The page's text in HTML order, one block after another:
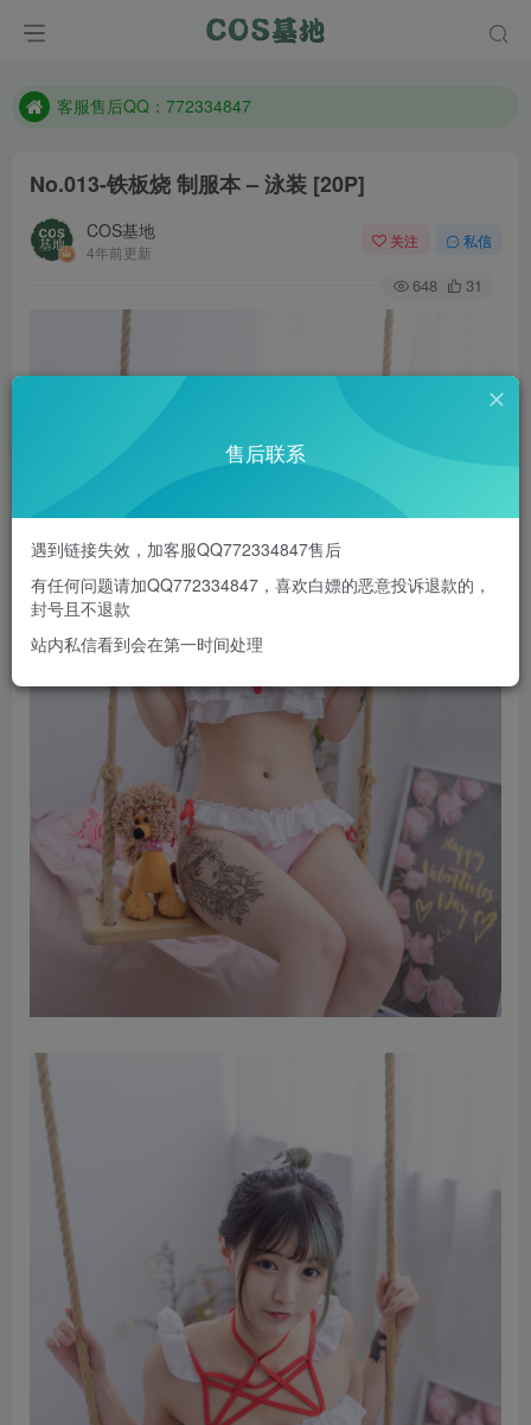
遇到任何问题加客服QQ：772334847
客服售后QQ：772334847
防失联：百度搜索《一七天佳》，实时查看最新站点。
No.013-铁板烧 制服本 – 泳装 [20P]
COS基地
4年前更新
关注 私信
648 31
售后联系
遇到链接失效，加客服QQ772334847售后
有任何问题请加QQ772334847，喜欢白嫖的恶意投诉退款的，
封号且不退款
站内私信看到会在第一时间处理